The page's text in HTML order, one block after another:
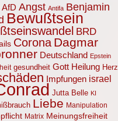
AfD Angst Antifa Benjamin
Bewußtsein
BRD
Corona Dagmar
Deutschland Epstein
gesundheit Gott Heilung Herz
Impfungen israel
Jutta Belle KI
Liebe Manipulation
Matrix Meinungsfreiheit